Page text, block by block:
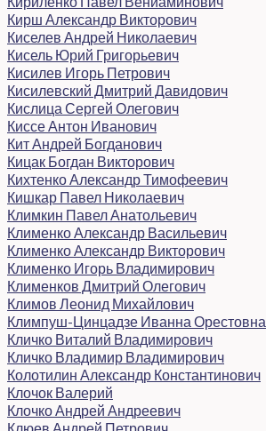
Кирш Александр Викторович
Киселев Андрей Николаевич
Кисель Юрий Григорьевич
Кисилев Игорь Петрович
Кисилевский Дмитрий Давидович
Кислица Сергей Олегович
Киссе Антон Иванович
Кит Андрей Богданович
Кицак Богдан Викторович
Кихтенко Александр Тимофеевич
Кишкар Павел Николаевич
Климкин Павел Анатольевич
Клименко Александр Васильевич
Клименко Александр Викторович
Клименко Игорь Владимирович
Клименков Дмитрий Олегович
Климов Леонид Михайлович
Климпуш-Цинцадзе Иванна Орестовна
Кличко Виталий Владимирович
Кличко Владимир Владимирович
Колотилин Александр Константинович
Клочок Валерий
Клочко Андрей Андреевич